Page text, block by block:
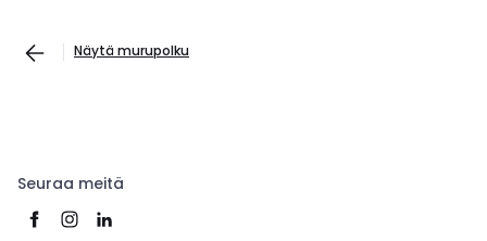
Näytä murupolku
Seuraa meitä